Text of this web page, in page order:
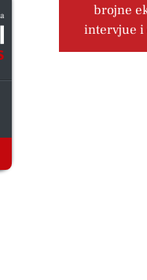
brojne
intervjue i